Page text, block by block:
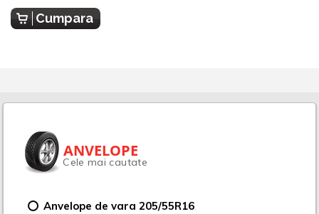
Cumpara
ANVELOPE
Cele mai cautate
Anvelope de vara 205/55R16